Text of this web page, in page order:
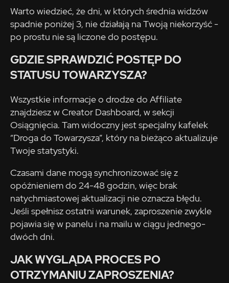
Warto wiedzieć, że dni, w których średnia widzów
spadnie poniżej 3, nie działają na Twoją niekorzyść -
po prostu nie są liczone do postępu.
GDZIE SPRAWDZIĆ POSTĘP DO
STATUSU TOWARZYSZA?
Wszystkie informacje o drodze do Affiliate
znajdziesz w Creator Dashboard, w sekcji
Osiągnięcia. Tam widoczny jest specjalny kafelek
“Droga do Towarzysza”, który na bieżąco aktualizuje
Twoje statystyki.
Czasami dane mogą synchronizować się z
opóźnieniem do 24-48 godzin, więc brak
natychmiastowej aktualizacji nie oznacza błędu.
Jeśli spełnisz ostatni warunek, zaproszenie zwykle
pojawia się w panelu i na mailu w ciągu jednego-
dwóch dni.
JAK WYGLĄDA PROCES PO
OTRZYMANIU ZAPROSZENIA?